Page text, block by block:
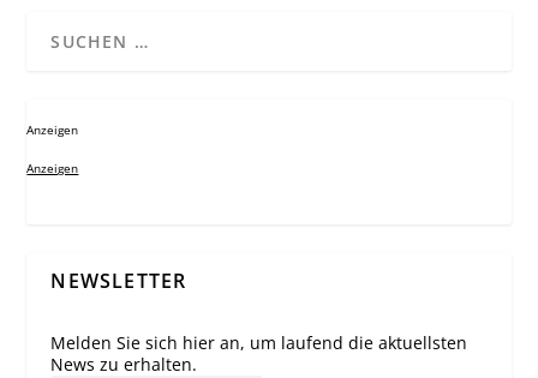
Anzeigen
Anzeigen
NEWSLETTER
Melden Sie sich hier an, um laufend die aktuellsten
News zu erhalten.